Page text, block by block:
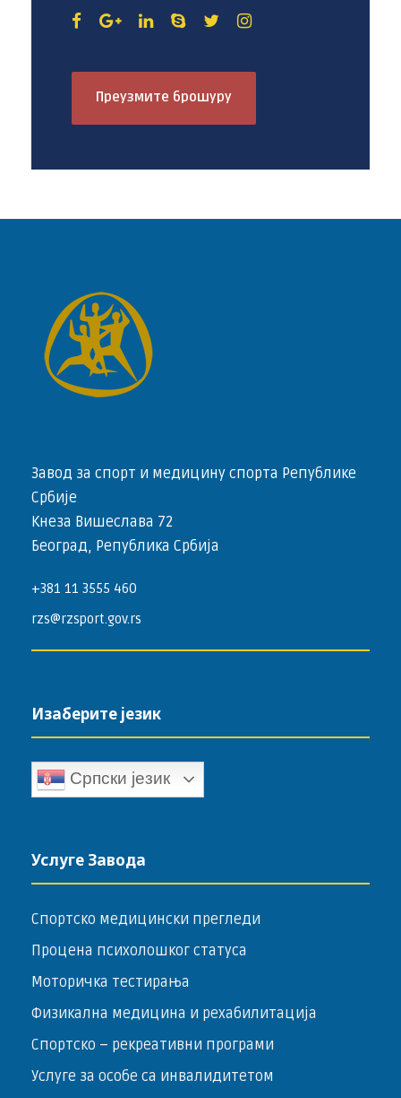
Преузмите брошуру
Завод за спорт и медицину спорта Републике
Србије
Кнеза Вишеслава 72
Београд, Република Србија
+381 11 3555 460
rzs@rzsport.gov.rs
Изаберите језик
Српски језик
Услуге Завода
Спортско медицински прегледи
Процена психолошког статуса
Моторичка тестирања
Физикална медицина и рехабилитација
Спортско – ­рекреативни програми
Услуге за особе са инвалидитетом